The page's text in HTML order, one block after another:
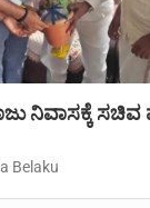
ನಿವಾಸಕ್ಕೆ ಸಚಿವ
Belaku